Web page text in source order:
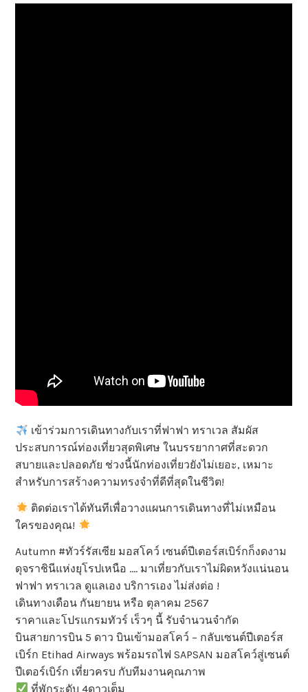
เข้าร่วมการเดินทางกับเราที่ฟาฟา ทราเวล สัมผัส
ประสบการณ์ท่องเที่ยวสุดพิเศษ ในบรรยากาศที่สะดวก
สบายและปลอดภัย ช่วงนี้นักท่องเที่ยวยังไม่เยอะ, เหมาะ
สำหรับการสร้างความทรงจำที่ดีที่สุดในชีวิต!
ติดต่อเราได้ทันทีเพื่อวางแผนการเดินทางที่ไม่เหมือน
ใครของคุณ!
Autumn #ทัวร์รัสเซีย มอสโคว์ เซนต์ปีเตอร์สเบิร์กก็งดงาม
ดุจราชินีแห่งยุโรปเหนือ …. มาเที่ยวกับเราไม่ผิดหวังแน่นอน
ฟาฟา ทราเวล ดูแลเอง บริการเอง ไม่ส่งต่อ !
เดินทางเดือน กันยายน หรือ ตุลาคม 2567
ราคาและโปรแกรมทัวร์ เร็วๆ นี้ รับจำนวนจำกัด
บินสายการบิน 5 ดาว บินเข้ามอสโคว์ – กลับเซนต์ปีเตอร์ส
เบิร์ก Etihad Airways พร้อมรถไฟ SAPSAN มอสโคว์สู่เซนต์
ปีเตอร์เบิร์ก เที่ยวครบ กับทีมงานคุณภาพ
ที่พักระดับ 4ดาวเต็ม